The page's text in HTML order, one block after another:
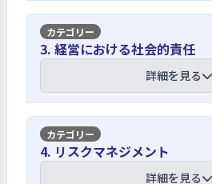
法人は運営理念を「
を「ゆきとどいた安全な
的なぬくもりの中で一人
もの発達に応じた保育を
子どもを育てる」と定め
保育理念を「自律性を
させるを考える～」、保
き生きとし元気に遊べる
しっかり関り、育ちあう
【講評】
利用者と職員の声を日常
運営と保育の工夫に生か
利用者ニーズについて、
や懇談会、行事後の反応
事業への参加状況などを
3. 経営における社会的責任
詳細を見る
【講評】
就業規則と理念研修を通
4. リスクマネジメント
詳細を見る